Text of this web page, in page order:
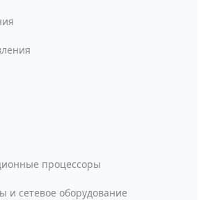
процессоры
и сетевое оборудование